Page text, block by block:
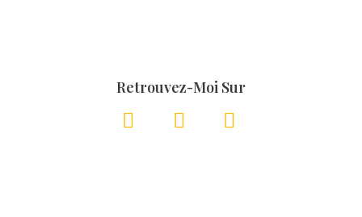
Retrouvez-Moi Sur